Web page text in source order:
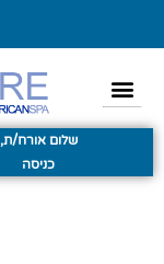
שלום אורח/ת,
כניסה